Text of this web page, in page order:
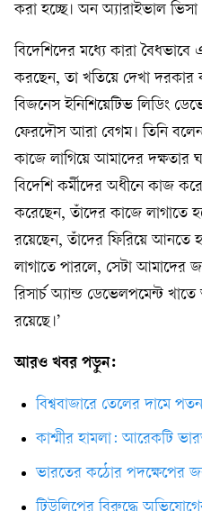
করা হচ্ছে। অন অ্যারাইভাল ভিসা
বিদেশিদের মধ্যে কারা
করছেন, তা খতিয়ে দেখা দরকার
বিজনেস ইনিশিয়েটিভ লিডিং
ফেরদৌস আরা বেগম। তিনি
কাজে লাগিয়ে আমাদের দক্ষতার
বিদেশি কর্মীদের অধীনে কাজ
করেছেন, তাঁদের কাজে লাগাতে
রয়েছেন, তাঁদের ফিরিয়ে আনতে
লাগাতে পারলে, সেটা আমাদের
রিসার্চ অ্যান্ড ডেভেলপমেন্ট
রয়েছে।’
আরও খবর পড়ুন:
বিশ্ববাজারে তেলের দামে পতন
কাশ্মীর হামলা: আরেকটি
ভারতের কঠোর পদক্ষেপের